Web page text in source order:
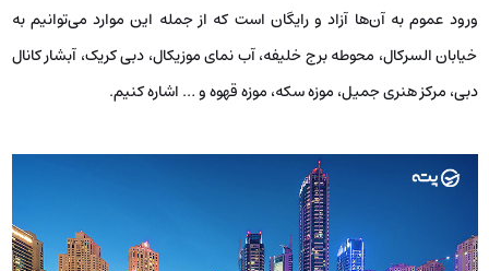
ورود عموم به آن‌ها آزاد و رایگان است که از جمله این موارد می‌توانیم به
خیابان السرکال، محوطه برج خلیفه، آب نمای موزیکال، دبی کریک، آبشار کانال
دبی، مرکز هنری جمیل، موزه سکه، موزه قهوه و … اشاره کنیم.